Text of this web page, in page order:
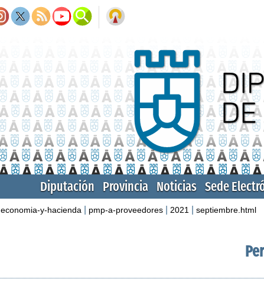
Diputación Provincia Noticias Sede
economia-y-hacienda pmp-a-proveedores 2021 septiembre.html